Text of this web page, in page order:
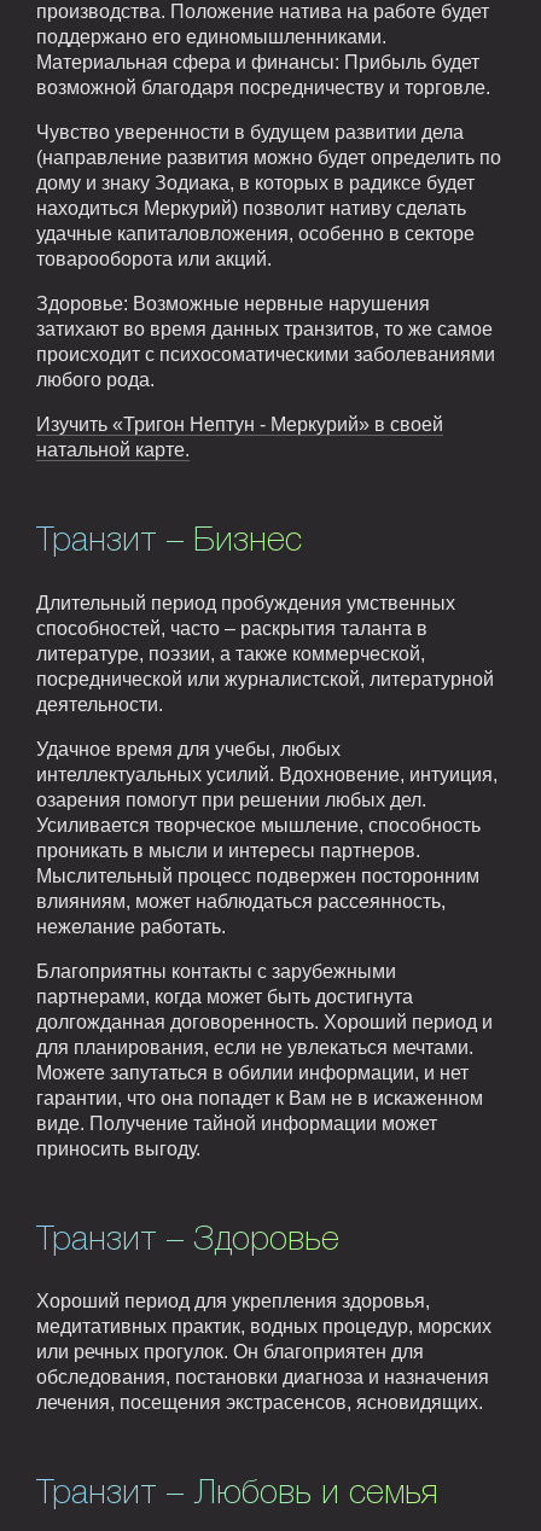
производства. Положение натива на работе будет
поддержано его единомышленниками.
Материальная сфера и финансы: Прибыль будет
возможной благодаря посредничеству и торговле.
Чувство уверенности в будущем развитии дела
(направление развития можно будет определить по
дому и знаку Зодиака, в которых в радиксе будет
находиться Меркурий) позволит нативу сделать
удачные капиталовложения, особенно в секторе
товарооборота или акций.
Здоровье: Возможные нервные нарушения
затихают во время данных транзитов, то же самое
происходит с психосоматическими заболеваниями
любого рода.
Изучить «Тригон Нептун - Меркурий» в своей
натальной карте.
Транзит – Бизнес
Длительный период пробуждения умственных
способностей, часто – раскрытия таланта в
литературе, поэзии, а также коммерческой,
посреднической или журналистской, литературной
деятельности.
Удачное время для учебы, любых
интеллектуальных усилий. Вдохновение, интуиция,
озарения помогут при решении любых дел.
Усиливается творческое мышление, способность
проникать в мысли и интересы партнеров.
Мыслительный процесс подвержен посторонним
влияниям, может наблюдаться рассеянность,
нежелание работать.
Благоприятны контакты с зарубежными
партнерами, когда может быть достигнута
долгожданная договоренность. Хороший период и
для планирования, если не увлекаться мечтами.
Можете запутаться в обилии информации, и нет
гарантии, что она попадет к Вам не в искаженном
виде. Получение тайной информации может
приносить выгоду.
Транзит – Здоровье
Хороший период для укрепления здоровья,
медитативных практик, водных процедур, морских
или речных прогулок. Он благоприятен для
обследования, постановки диагноза и назначения
лечения, посещения экстрасенсов, ясновидящих.
Транзит – Любовь и семья